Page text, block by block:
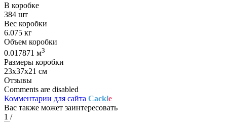
В коробке
384 шт
Вес коробки
6.075 кг
Объем коробки
0.017871 м3
Размеры коробки
23х37х21 см
Отзывы
Comments are disabled
Комментарии для сайта Cackle
Вас также может заинтересовать
1 /